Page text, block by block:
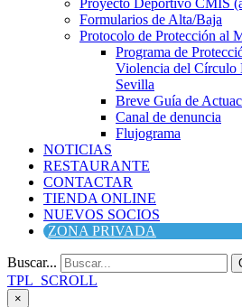
Formularios de Alta/Baja
Protocolo de Protección al
Programa de
Violencia del Círculo
Sevilla
Breve Guía de
Canal de denuncia
Flujograma
NOTICIAS
RESTAURANTE
CONTACTAR
TIENDA ONLINE
NUEVOS SOCIOS
ZONA PRIVADA
Buscar...
TPL_SCROLL
×